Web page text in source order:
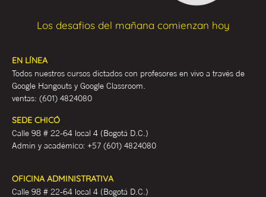
Los desafios del mañana comienzan hoy
EN LÍNEA
Todos nuestros cursos dictados con profesores en vivo a través de
Google Hangouts y Google Classroom.
ventas: (601) 4824080
SEDE CHICÓ
Calle 98 # 22-64 local 4 (Bogotá D.C.)
Admin y académico: +57 (601) 4824080
OFICINA ADMINISTRATIVA
Calle 98 # 22-64 local 4 (Bogotá D.C.)